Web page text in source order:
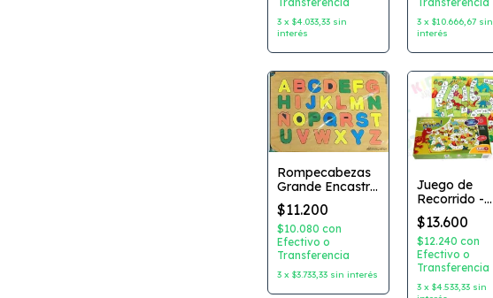
3 x $4.033,33 sin
interés
3 x$10.666,67 sin
interés
Rompecabezas
Grande Encastre
Abecedario de
Madera
$11.200
$10.080 con
Efectivo o
Transferencia
3 x $3.733,33 sin interés
Juego de
Recorrido -
Carrera de
princesas
Carrera de
- Plan Z
$13.600
$12.240con
Efectivo o
Transferencia
3 x$4.533,33 sin